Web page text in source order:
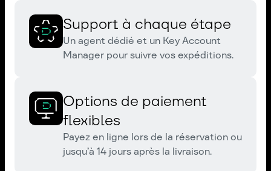
Support à chaque étape
Un agent dédié et un Key Account
Manager pour suivre vos expéditions.
Options de paiement
flexibles
Payez en ligne lors de la réservation ou
jusqu’à 14 jours après la livraison.